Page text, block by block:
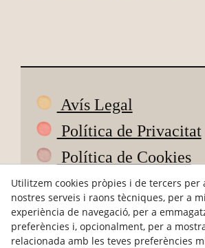
Avís Legal
Política de Privacitat
Política de Cookies
Condicions de
Devolucions
ODR
Utilitzem cookies pròpies i de tercers per
nostres serveis i raons tècniques, per a
experiència de navegació, per a
preferències i, opcionalment, per a
relacionada amb les teves preferències